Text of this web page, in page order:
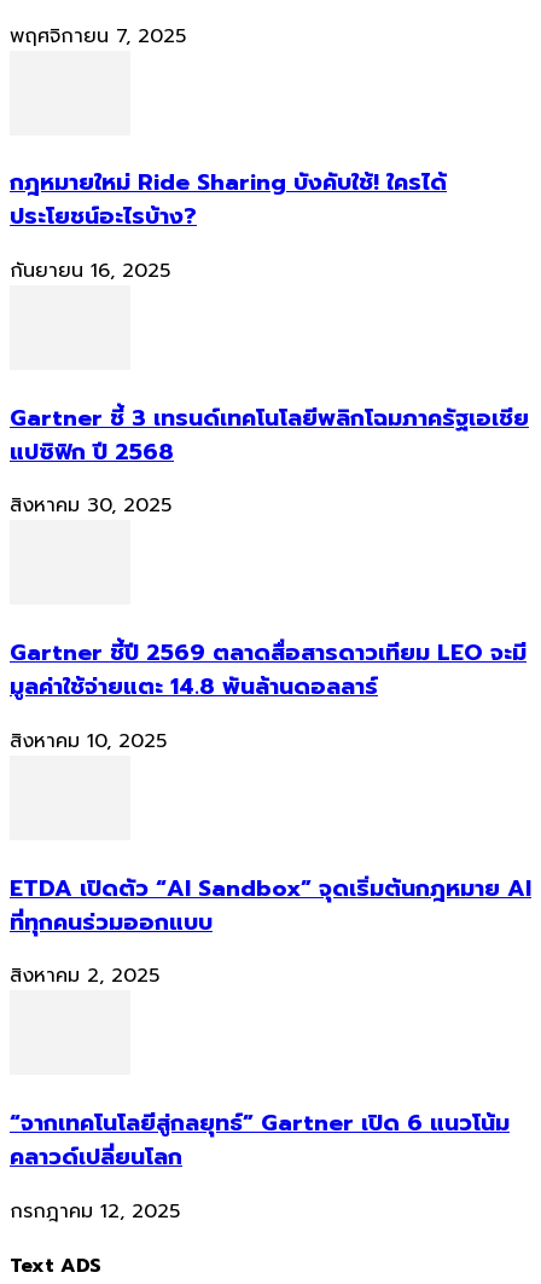
พฤศจิกายน 7, 2025
กฎหมายใหม่ Ride Sharing บังคับใช้! ใครได้
ประโยชน์อะไรบ้าง?
กันยายน 16, 2025
Gartner ชี้ 3 เทรนด์เทคโนโลยีพลิกโฉมภาครัฐเอเชีย
แปซิฟิก ปี 2568
สิงหาคม 30, 2025
Gartner ชี้ปี 2569 ตลาดสื่อสารดาวเทียม LEO จะมี
มูลค่าใช้จ่ายแตะ 14.8 พันล้านดอลลาร์
สิงหาคม 10, 2025
ETDA เปิดตัว “AI Sandbox” จุดเริ่มต้นกฎหมาย AI
ที่ทุกคนร่วมออกแบบ
สิงหาคม 2, 2025
“จากเทคโนโลยีสู่กลยุทธ์” Gartner เปิด 6 แนวโน้ม
คลาวด์เปลี่ยนโลก
กรกฎาคม 12, 2025
Text ADS